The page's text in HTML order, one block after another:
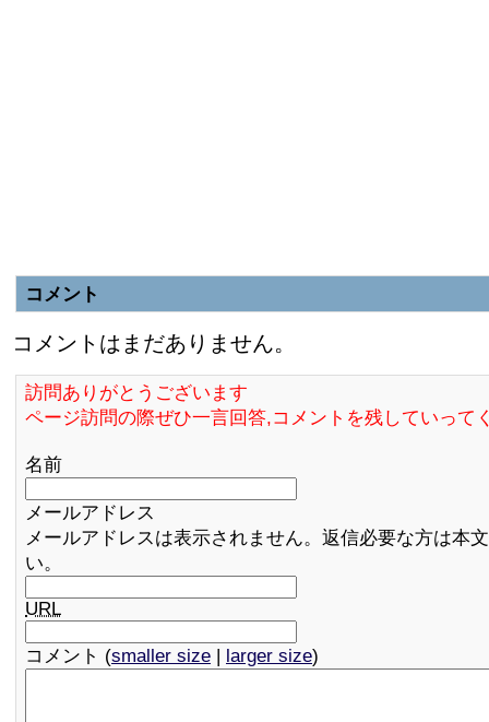
コメント
コメントはまだありません。
訪問ありがとうございます
ページ訪問の際ぜひ一言回答,コメントを残していって
名前
メールアドレス
メールアドレスは表示されません。返信必要な方は本
い。
URL
コメント (smaller size | larger size)